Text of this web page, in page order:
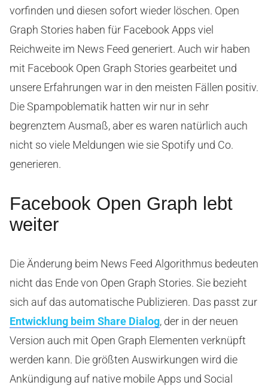
vorfinden und diesen sofort wieder löschen. Open
Graph Stories haben für Facebook Apps viel
Reichweite im News Feed generiert. Auch wir haben
mit Facebook Open Graph Stories gearbeitet und
unsere Erfahrungen war in den meisten Fällen positiv.
Die Spampoblematik hatten wir nur in sehr
begrenztem Ausmaß, aber es waren natürlich auch
nicht so viele Meldungen wie sie Spotify und Co.
generieren.
Facebook Open Graph lebt
weiter
Die Änderung beim News Feed Algorithmus bedeuten
nicht das Ende von Open Graph Stories. Sie bezieht
sich auf das automatische Publizieren. Das passt zur
Entwicklung beim Share Dialog, der in der neuen
Version auch mit Open Graph Elementen verknüpft
werden kann. Die größten Auswirkungen wird die
Ankündigung auf native mobile Apps und Social